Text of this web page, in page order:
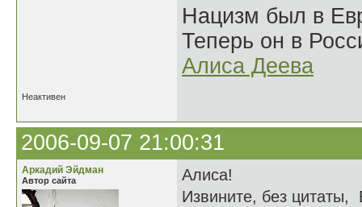
Нацизм был в
Теперь он в
Алиса Деева
Неактивен
2006-09-07 21:00:31
Аркадий Эйдман
Автор сайта
Алиса!
Извините, без цитаты,